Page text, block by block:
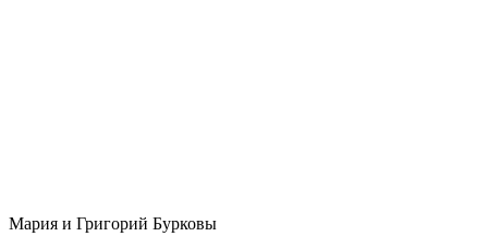
Мария и Григорий Бурковы